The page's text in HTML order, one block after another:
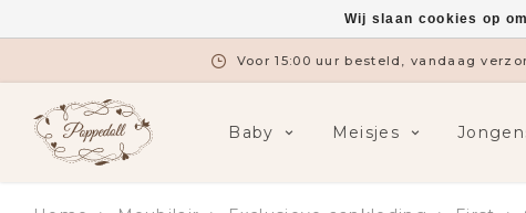
Voor 15:00 uur besteld, vandaag
Baby Meisjes
Wij slaan cookies op